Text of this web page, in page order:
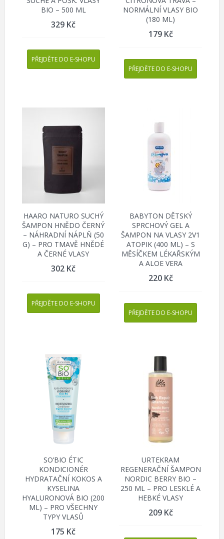
BIO – 500 ML
329 Kč
PŘEJDĚTE DO E-SHOPU
NORMÁLNÍ VLASY BIO
(180 ML)
179 Kč
PŘEJDĚTE DO E-SHOPU
HAARO NATURO SUCHÝ
ŠAMPON HNĚDO ČERNÝ
– NÁHRADNÍ NÁPLŇ (50
G) – PRO TMAVĚ HNĚDÉ
A ČERNÉ VLASY
302 Kč
PŘEJDĚTE DO E-SHOPU
BABYTON DĚTSKÝ
SPRCHOVÝ GEL A
ŠAMPON NA VLASY 2V1
ATOPIK (400 ML) – S
MĚSÍČKEM LÉKAŘSKÝM
A ALOE VERA
220 Kč
PŘEJDĚTE DO E-SHOPU
SO’BIO ÉTIC
KONDICIONÉR
HYDRATAČNÍ KOKOS A
KYSELINA
HYALURONOVÁ BIO (200
ML) – PRO VŠECHNY
TYPY VLASŮ
175 Kč
URTEKRAM
REGENERAČNÍ ŠAMPON
NORDIC BERRY BIO –
250 ML – PRO LESKLÉ A
HEBKÉ VLASY
209 Kč